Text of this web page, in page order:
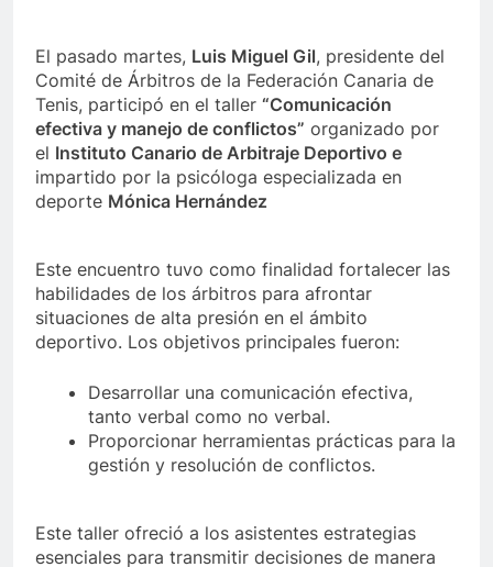
El pasado martes, Luis Miguel Gil, presidente del
Comité de Árbitros de la Federación Canaria de
Tenis, participó en el taller “Comunicación
efectiva y manejo de conflictos” organizado por
el Instituto Canario de Arbitraje Deportivo e
impartido por la psicóloga especializada en
deporte Mónica Hernández
Este encuentro tuvo como finalidad fortalecer las
habilidades de los árbitros para afrontar
situaciones de alta presión en el ámbito
deportivo. Los objetivos principales fueron:
Desarrollar una comunicación efectiva,
tanto verbal como no verbal.
Proporcionar herramientas prácticas para la
gestión y resolución de conflictos.
Este taller ofreció a los asistentes estrategias
esenciales para transmitir decisiones de manera